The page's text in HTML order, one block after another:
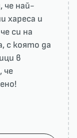
че най-
харесa и
си на
с която да
в
че